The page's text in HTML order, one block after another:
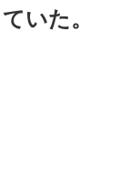
いた。